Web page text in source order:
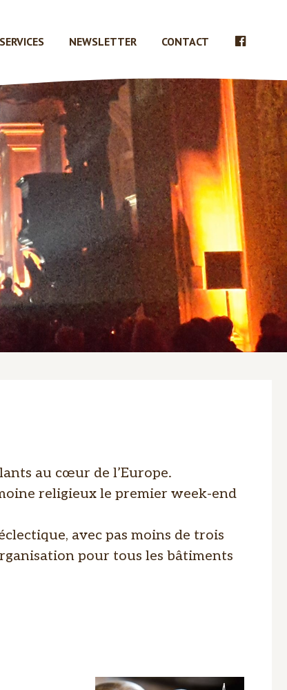
SERVICES NEWSLETTER CONTACT
au cœur de l’Europe.
religieux le premier week-end
avec pas moins de trois
pour tous les bâtiments